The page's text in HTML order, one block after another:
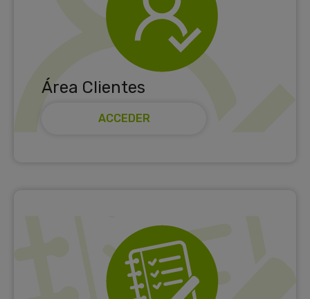
Área Clientes
ACCEDER